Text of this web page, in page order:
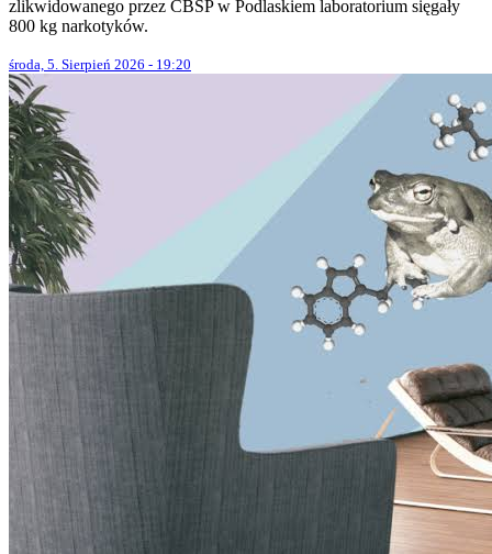
zlikwidowanego przez CBŚP w Podlaskiem laboratorium sięgały
800 kg narkotyków.
środa, 5. Sierpień 2026 - 19:20